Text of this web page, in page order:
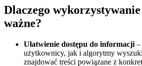
Dlaczego
ważne?
Ułatwienie dostępu do informacji –
użytkownicy, jak i algorytmy
znajdować treści powiązane z